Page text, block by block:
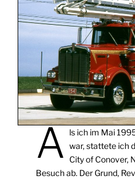
A ls ich im Mai
war, stattete ich
City of Conover,
Besuch ab. Der Grund,